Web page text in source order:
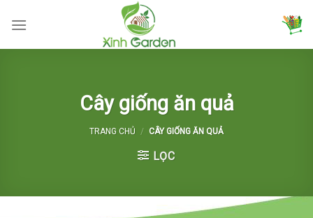
Cây giống ăn quả
TRANG CHỦ / CÂY GIỐNG ĂN QUẢ
LỌC